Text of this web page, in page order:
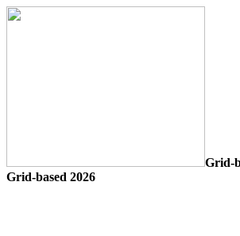
Grid-
Grid-based 2026